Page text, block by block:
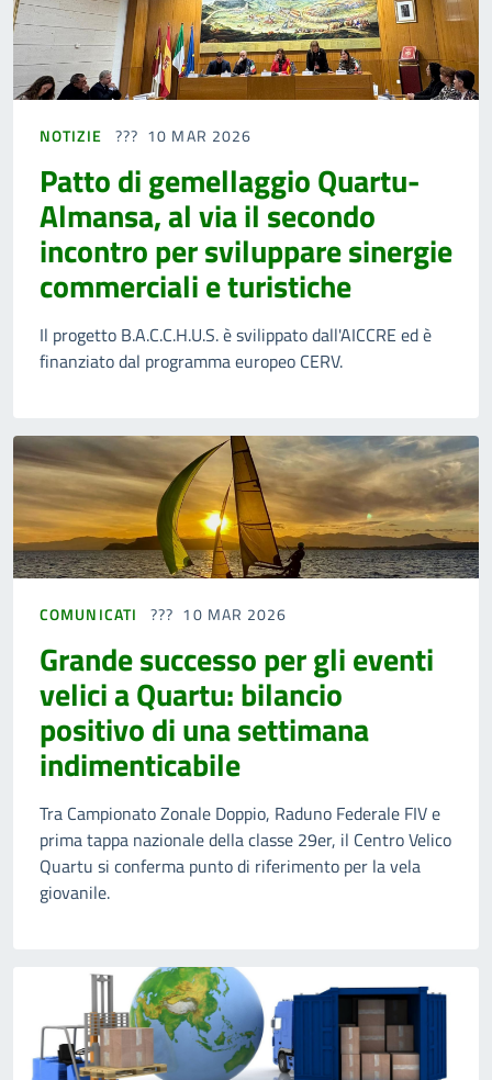
NOTIZIE 10 MAR 2026
Patto di gemellaggio Quartu-
Almansa, al via il secondo
incontro per sviluppare sinergie
commerciali e turistiche
Il progetto B.A.C.C.H.U.S. è svilippato dall'AICCRE ed è
finanziato dal programma europeo CERV.
COMUNICATI 10 MAR 2026
Grande successo per gli eventi
velici a Quartu: bilancio
positivo di una settimana
indimenticabile
Tra Campionato Zonale Doppio, Raduno Federale FIV e
prima tappa nazionale della classe 29er, il Centro Velico
Quartu si conferma punto di riferimento per la vela
giovanile.